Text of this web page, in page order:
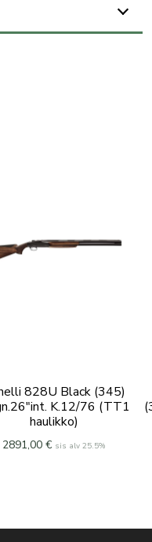
828U Black (345)
K.12/76 (TT1
haulikko)
2891,00 € sis alv 25.5%